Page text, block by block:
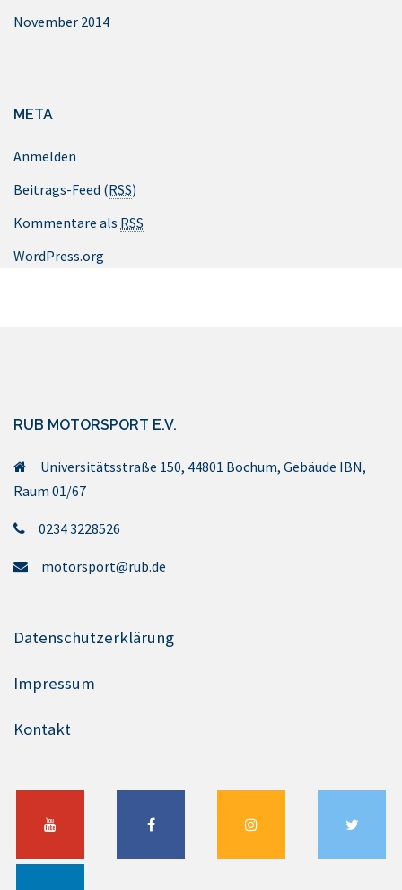
November 2014
META
Anmelden
Beitrags-Feed (RSS)
Kommentare als RSS
WordPress.org
RUB MOTORSPORT E.V.
Universitätsstraße 150, 44801 Bochum, Gebäude IBN,
Raum 01/67
0234 3228526
motorsport@rub.de
Datenschutzerklärung
Impressum
Kontakt